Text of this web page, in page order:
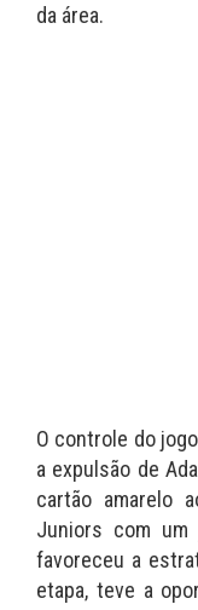
da área.
O controle do
a expulsão de
cartão amarelo
Juniors com um
favoreceu a
etapa, teve a